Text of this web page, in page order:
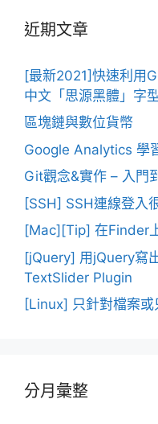
近期文章
[最新2021]快速利用
中文「思源黑體」字
區塊鏈與數位貨幣
Google Analytics 學
Git觀念&實作 – 入門
[SSH] SSH連線登入
[Mac][Tip] 在Finder
[jQuery] 用jQuery寫
TextSlider Plugin
[Linux] 只針對檔案
分月彙整